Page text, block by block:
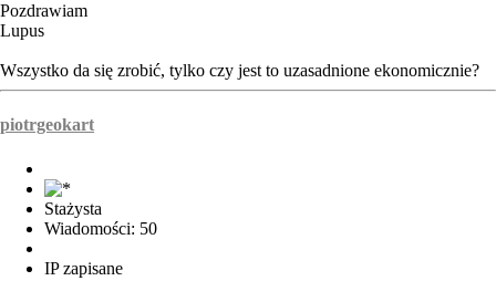
Pozdrawiam
Lupus
Wszystko da się zrobić, tylko czy jest to uzasadnione ekonomicznie?
piotrgeokart
Stażysta
Wiadomości: 50
IP zapisane